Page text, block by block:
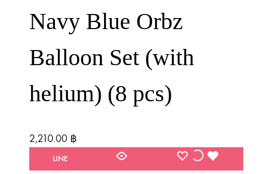
Navy Blue Orbz
Balloon Set (with
helium) (8 pcs)
2,210.00 ฿
LINE WISHLISTWISHLIST